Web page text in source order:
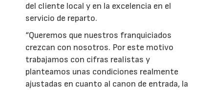
del cliente local y en la excelencia en el
servicio de reparto.
“Queremos que nuestros franquiciados
crezcan con nosotros. Por este motivo
trabajamos con cifras realistas y
planteamos unas condiciones realmente
ajustadas en cuanto al canon de entrada, la